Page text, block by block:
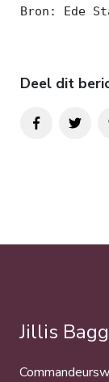
Bron: Ede
Deel dit
Jillis